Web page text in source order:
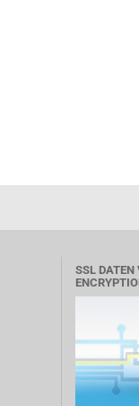
SSL DATEN